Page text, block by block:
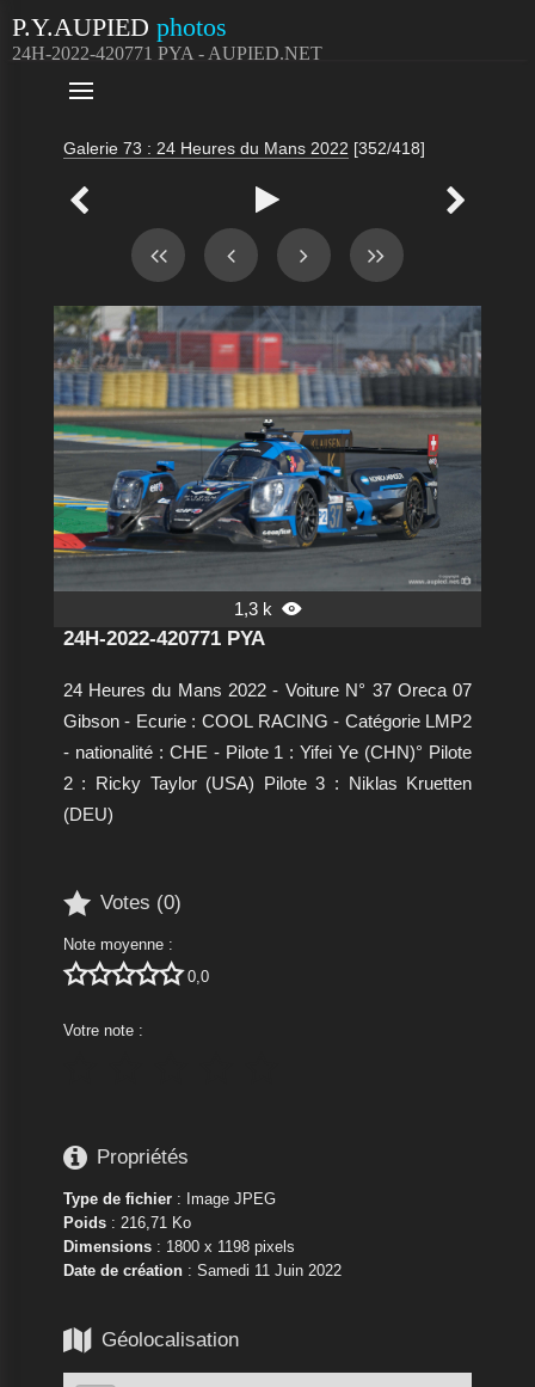
P.Y.AUPIED photos
24H-2022-420771 PYA - AUPIED.NET

Galerie 73 : 24 Heures du Mans 2022 [352/418]
  
1,3 k 
24H-2022-420771 PYA
24 Heures du Mans 2022 - Voiture N° 37 Oreca 07
Gibson - Ecurie : COOL RACING - Catégorie LMP2
- nationalité : CHE - Pilote 1 : Yifei Ye (CHN)° Pilote
2 : Ricky Taylor (USA) Pilote 3 : Niklas Kruetten
(DEU)
 Votes (0)
Note moyenne :
 0,0
Votre note :
 Propriétés
Type de fichier: Image JPEG
Poids: 216,71 Ko
Dimensions: 1800 x 1198 pixels
Date de création: Samedi 11 Juin 2022
 Géolocalisation